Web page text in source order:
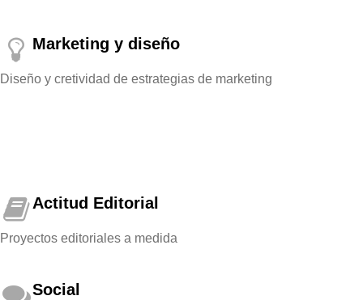
Marketing y diseño
Diseño y cretividad de estrategias de marketing
Actitud Editorial
Proyectos editoriales a medida
Social